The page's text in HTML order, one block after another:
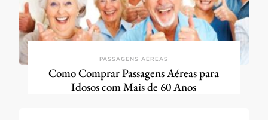
PASSAGENS AÉREAS
Como Comprar Passagens Aéreas para
Idosos com Mais de 60 Anos